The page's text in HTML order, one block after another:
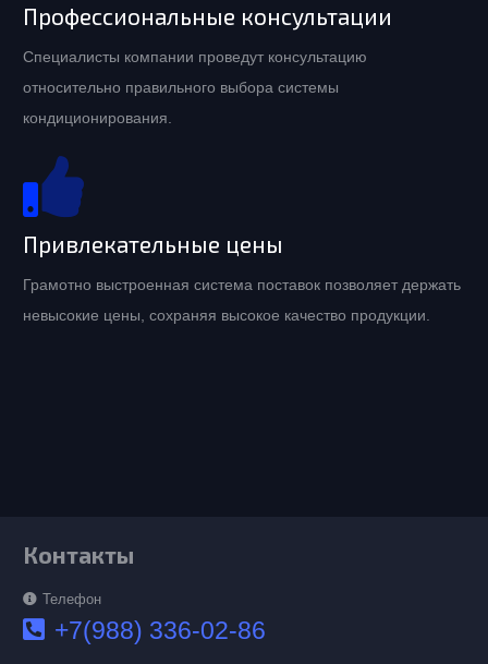
Профессиональные консультации
Специалисты компании проведут консультацию
относительно правильного выбора системы
кондиционирования.
Привлекательные цены
Грамотно выстроенная система поставок позволяет держать
невысокие цены, сохраняя высокое качество продукции.
Контакты
Телефон
+7(988) 336-02-86